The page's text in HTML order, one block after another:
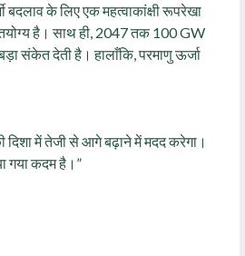
बदलाव के लिए एक महत्वाकांक्षी रूपरेखा
है। साथ ही, 2047 तक 100 GW
संकेत देती है। हालाँकि, परमाणु ऊर्जा
दिशा में तेजी से आगे बढ़ाने में मदद करेगा।
गया कदम है।”